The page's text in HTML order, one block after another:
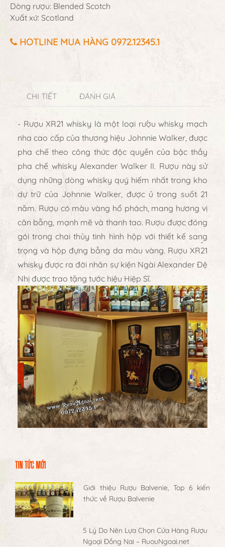
Dòng rượu: Blended Scotch
Xuất xứ: Scotland
HOTLINE MUA HÀNG 0972.12345.1
CHI TIẾT ĐÁNH GIÁ
- Rượu XR21 whisky là một loại rượu whisky mạch
nha cao cấp của thương hiệu Johnnie Walker, được
pha chế theo công thức độc quyền của bậc thầy
pha chế whisky Alexander Walker II. Rượu này sử
dụng những dòng whisky quý hiếm nhất trong kho
dự trữ của Johnnie Walker, được ủ trong suốt 21
năm. Rượu có màu vàng hổ phách, mang hương vị
cân bằng, mạnh mẽ và thanh tao. Rượu được đóng
gói trong chai thủy tinh hình hộp với thiết kế sang
trọng và hộp đựng bằng da màu vàng. Rượu XR21
whisky được ra đời nhân sự kiện Ngài Alexander Đệ
Nhị được trao tặng tước hiệu Hiệp Sĩ.
TIN TỨC MỚI
Giới thiệu Rượu Balvenie, Top 6 kiến
thức về Rượu Balvenie
5 Lý Do Nên Lựa Chọn Cửa Hàng Rượu
Ngoại Đồng Nai – RuouNgoai.net